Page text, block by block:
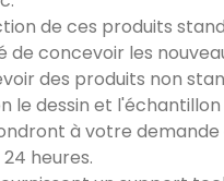
de ces produits
de concevoir les
des produits non
le dessin et
à votre demande
heures.